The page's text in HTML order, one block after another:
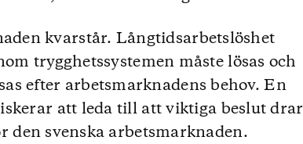
kvarstår. Långtidsarbetslöshet
trygghetssystemen måste lösas och
efter arbetsmarknadens behov. En
att leda till att viktiga beslut drar
svenska arbetsmarknaden.